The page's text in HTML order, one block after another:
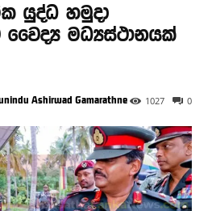
යුද්ධ හමුදා
වෛද්‍ය මධ්‍යස්ථානයක්
Ashirwad Gamarathne 0
1027